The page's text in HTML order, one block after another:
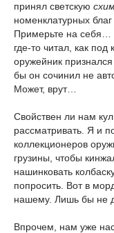
принял светскую
номенклатурных
Примерьте на себя…
где-то читал, как
оружейник
бы он сочинил не
Может, врут…
Свойствен ли нам
рассматривать. Я и
коллекционеров
грузины, чтобы
нашинковать
попросить. Вот в
нашему. Лишь бы не
Впрочем, нам уже